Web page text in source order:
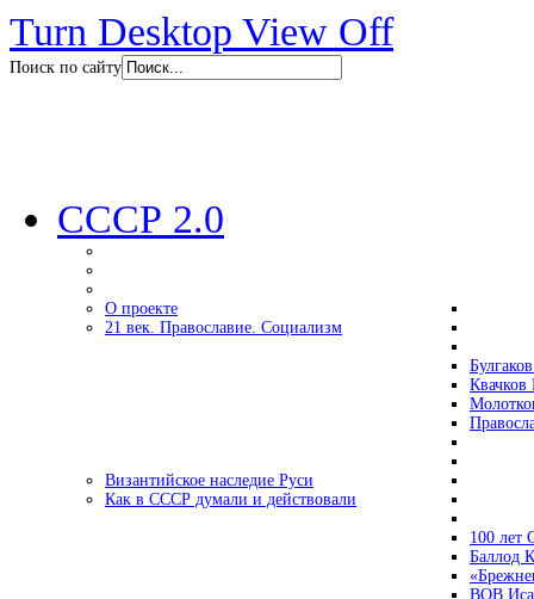
Turn Desktop View Off
Поиск по сайту
СССР 2.0
О проекте
21 век. Православие. Социализм
Византийское наследие Руси
Как в СССР думали и действовали
100 лет
Баллод
ВОВ